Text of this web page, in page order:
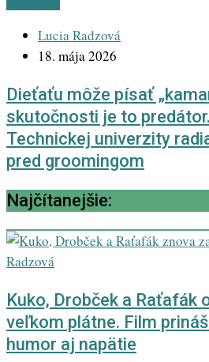
Lucia Radzová
18. mája 2026
Dieťaťu môže písať
skutočnosti je to
Technickej univerzity
pred groomingom
Najčítanejšie:
Kuko, Drobček a Raťafák
veľkom plátne. Film
humor aj napätie